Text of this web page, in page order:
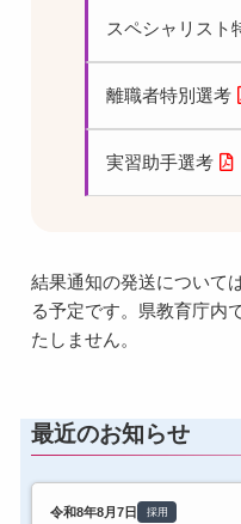
スペシャリスト
離職者特別選考
実習助手選考
結果通知の発送について
る予定です。県教育庁内
たしません。
最近のお知らせ
令和8年8月7日 採用